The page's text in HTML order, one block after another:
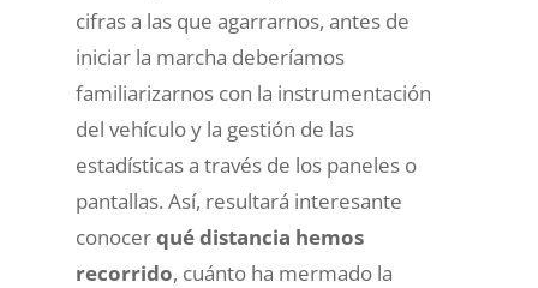
cifras a las que agarrarnos, antes de
iniciar la marcha deberíamos
familiarizarnos con la instrumentación
del vehículo y la gestión de las
estadísticas a través de los paneles o
pantallas. Así, resultará interesante
conocerqué distancia hemos
recorrido, cuánto ha mermado la